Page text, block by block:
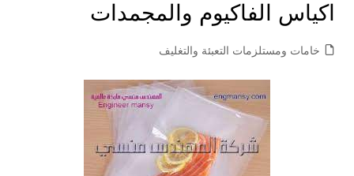
اكياس الفاكيوم والمجمدات
خامات ومستلزمات التعبئة والتغليف